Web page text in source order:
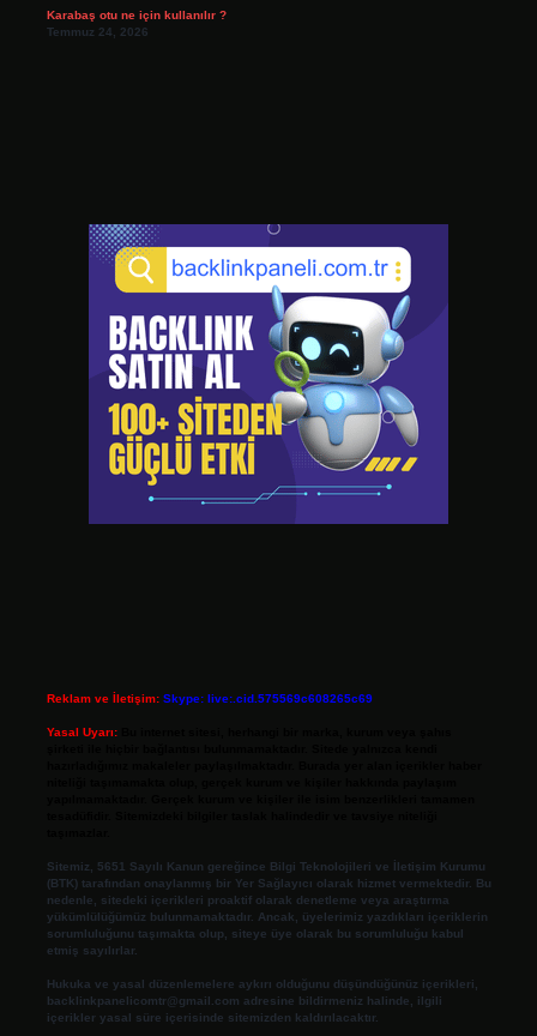
Karabaş otu ne için kullanılır ?
Temmuz 24, 2026
Reklam ve İletişim: Skype: live:.cid.575569c608265c69
Yasal Uyarı:
Sitemiz, 5651 Sayılı Kanun gereğince Bilgi Teknolojileri ve İletişim Kurumu
(BTK) tarafından onaylanmış bir Yer Sağlayıcı olarak hizmet vermektedir. Bu
nedenle, sitedeki içerikleri proaktif olarak denetleme veya araştırma
yükümlülüğümüz bulunmamaktadır. Ancak, üyelerimiz yazdıkları içeriklerin
sorumluluğunu taşımakta olup, siteye üye olarak bu sorumluluğu kabul
etmiş sayılırlar.
Hukuka ve yasal düzenlemelere aykırı olduğunu düşündüğünüz içerikleri,
backlinkpanelicomtr@gmail.com adresine bildirmeniz halinde, ilgili
içerikler yasal süre içerisinde sitemizden kaldırılacaktır.